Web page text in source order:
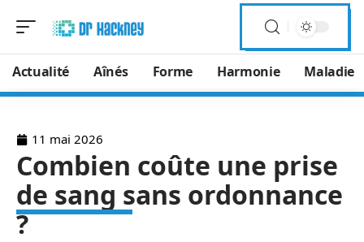
Actualité Aînés Forme Harmonie Maladie
11 mai 2026
Combien coûte une prise
de sang sans ordonnance
?